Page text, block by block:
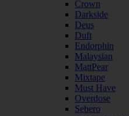
Crown
Darkside
Deus
Duft
Endorphin
Malaysian
MattPear
Mixtape
Must Have
Overdose
Sebero